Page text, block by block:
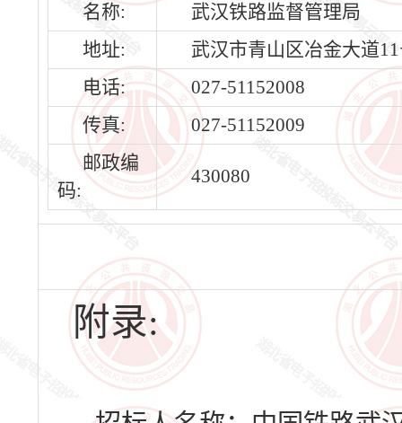
名称:
武汉铁路监督管理局
地址:
武汉市青山区冶金大道
电话:
027-51152008
传真:
027-51152009
邮政编
码:
430080
附录: